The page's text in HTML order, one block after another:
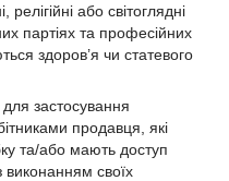
або світоглядні
партіях та професійних
здоров’я чи статевого
застосування
продавця, які
та/або мають доступ
виконанням своїх